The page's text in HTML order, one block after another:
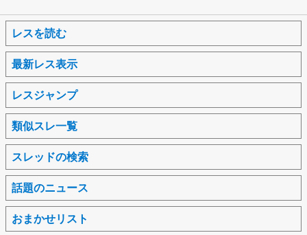
レスを読む
最新レス表示
レスジャンプ
類似スレ一覧
スレッドの検索
話題のニュース
おまかせリスト